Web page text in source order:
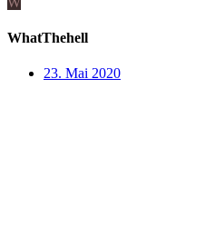
WhatThehell
23. Mai 2020